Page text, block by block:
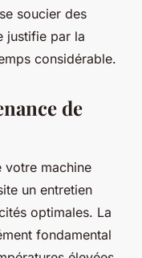
soucier des
justifie par la
considérable.
de
un entretien
optimales. La
fondamental